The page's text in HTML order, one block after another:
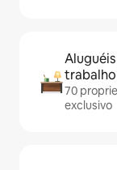
70
exclusivo